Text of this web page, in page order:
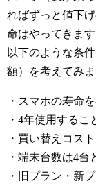
ればずっと値下
命はやってきます
以下のような条
額）を考えてみま
・スマホの寿命
・4年使用する
・買い替えコス
・端末台数は4台
・旧プラン・新